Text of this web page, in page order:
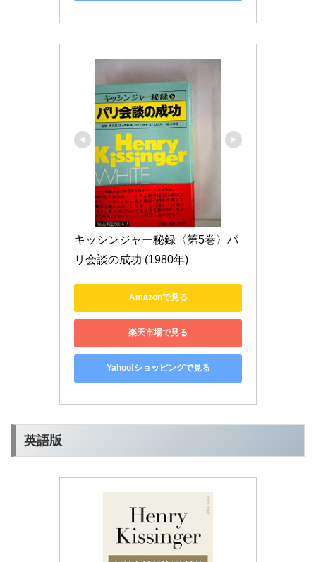
キッシンジャー秘録〈第5巻〉パ
リ会談の成功 (1980年)
Amazonで見る
楽天市場で見る
Yahoo!ショッピングで見る
英語版